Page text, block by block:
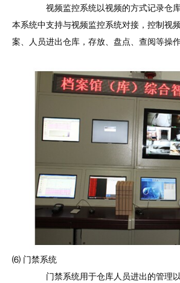
视频监控系统以视频的方式记录仓库
本系统中支持与视频监控系统对接，控制视
案、人员进出仓库，存放、盘点、查阅等操作
⑹ 门禁系统
门禁系统用于仓库人员进出的管理以